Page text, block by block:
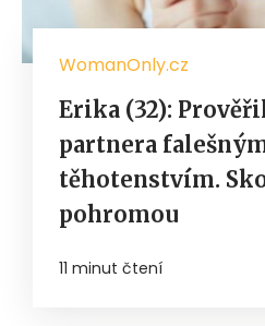
WomanOnly.cz
Erika (32):
partnera
těhotenstvím.
pohromou
11 minut čtení